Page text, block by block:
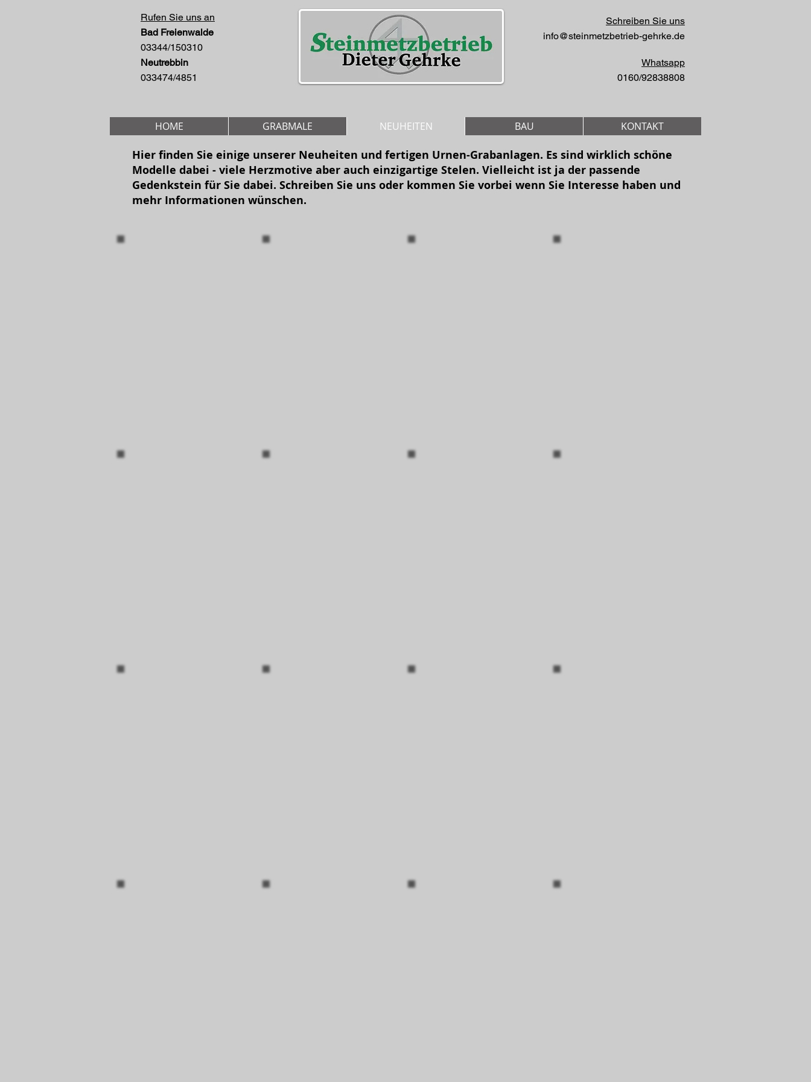
Rufen Sie uns an
Bad Freienwalde
03344/150310
Neutrebbin
033474/4851
Schreiben Sie uns
info@steinmetzbetrieb-gehrke.de
Whatsapp
0160/92838808
HOME GRABMALE NEUHEITEN BAU KONTAKT
Hier finden Sie einige unserer Neuheiten und fertigen Urnen-Grabanlagen. Es sind wirklich schöne
Modelle dabei - viele Herzmotive aber auch einzigartige Stelen. Vielleicht ist ja der passende
Gedenkstein für Sie dabei. Schreiben Sie uns oder kommen Sie vorbei wenn Sie Interesse haben und
mehr Informationen wünschen.